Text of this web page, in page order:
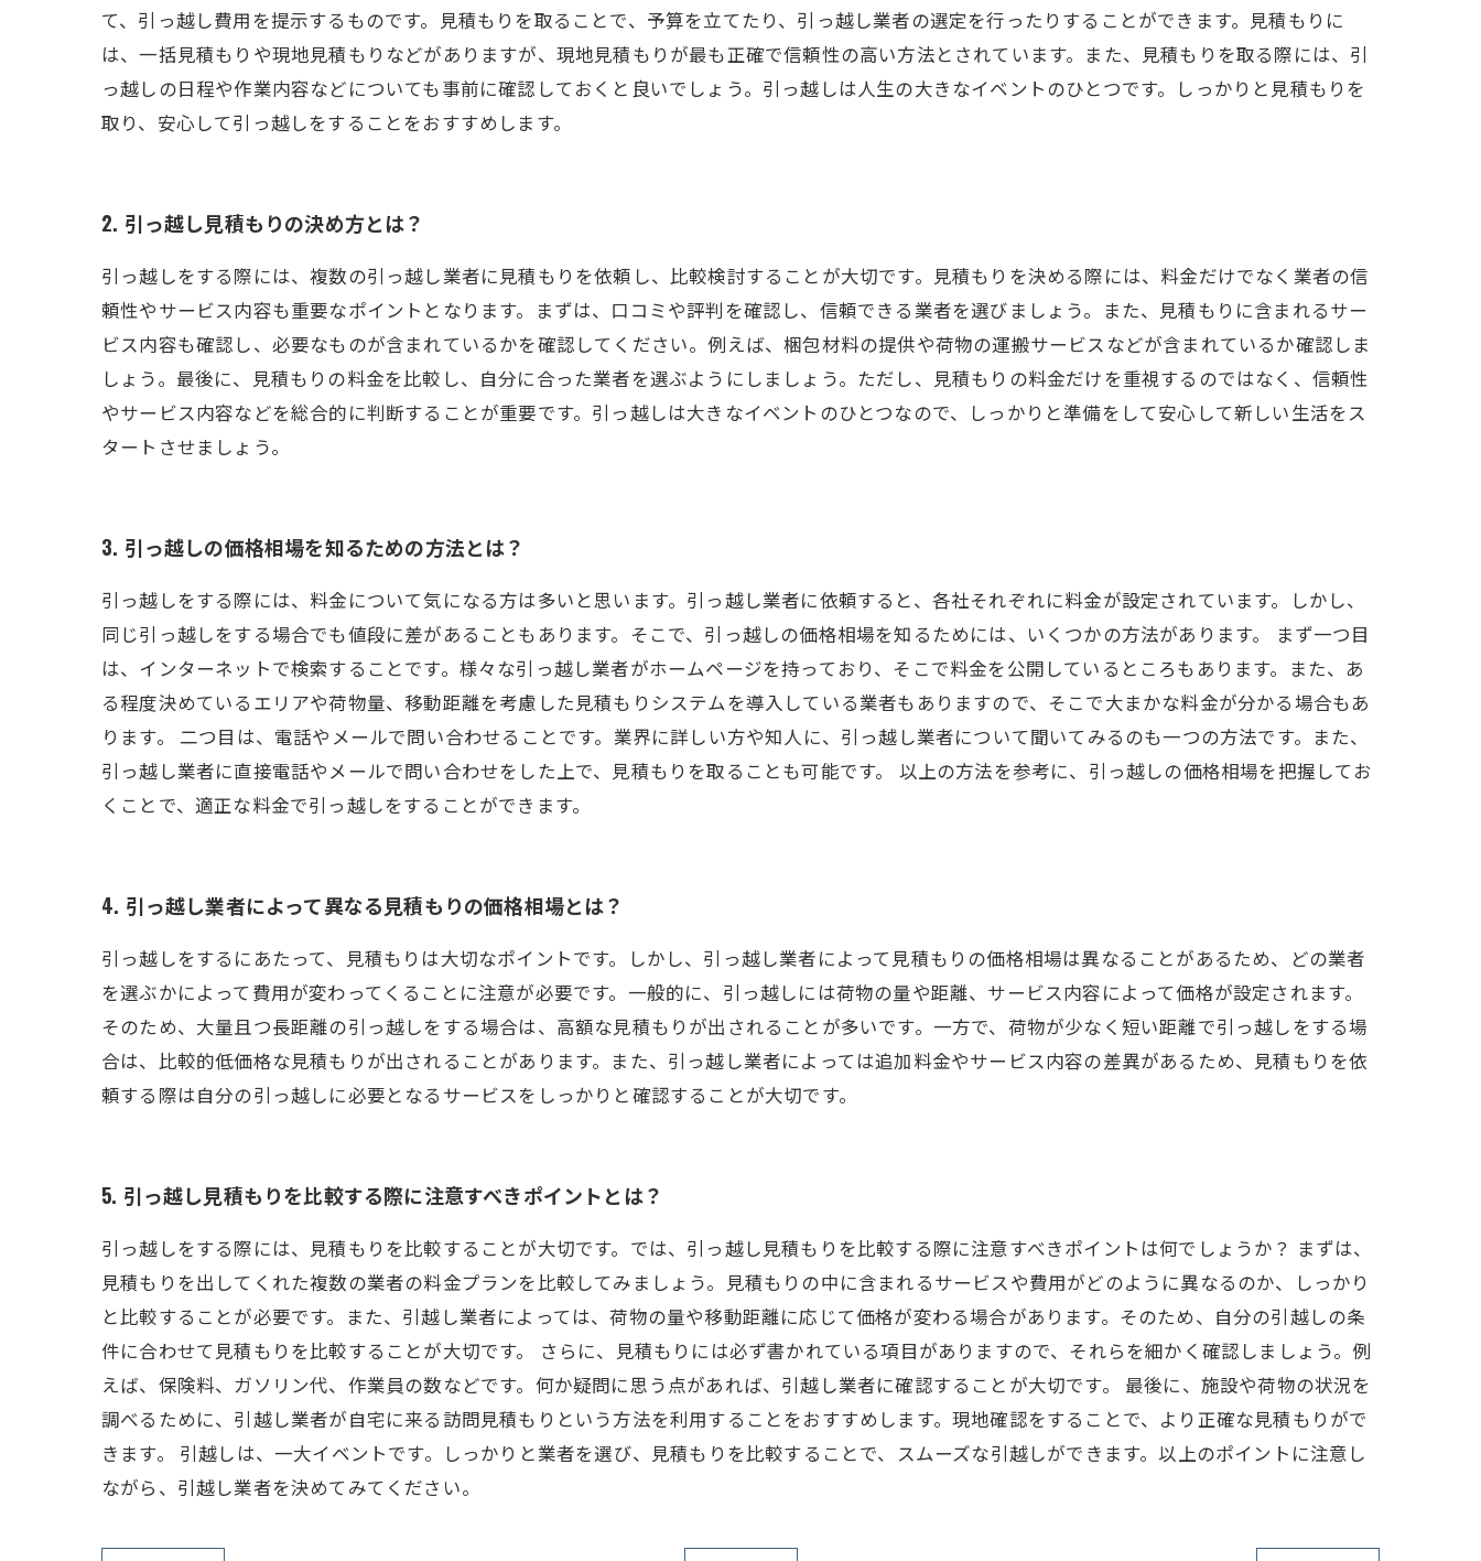
て、引っ越し費用を提示するものです。見積もりを取ることで、予算を立てたり、引っ越し業者の選定を行ったりすることができます。見積もりに
は、一括見積もりや現地見積もりなどがありますが、現地見積もりが最も正確で信頼性の高い方法とされています。また、見積もりを取る際には、引
っ越しの日程や作業内容などについても事前に確認しておくと良いでしょう。引っ越しは人生の大きなイベントのひとつです。しっかりと見積もりを
取り、安心して引っ越しをすることをおすすめします。
2. 引っ越し見積もりの決め方とは？
引っ越しをする際には、複数の引っ越し業者に見積もりを依頼し、比較検討することが大切です。見積もりを決める際には、料金だけでなく業者の信
頼性やサービス内容も重要なポイントとなります。まずは、口コミや評判を確認し、信頼できる業者を選びましょう。また、見積もりに含まれるサー
ビス内容も確認し、必要なものが含まれているかを確認してください。例えば、梱包材料の提供や荷物の運搬サービスなどが含まれているか確認しま
しょう。最後に、見積もりの料金を比較し、自分に合った業者を選ぶようにしましょう。ただし、見積もりの料金だけを重視するのではなく、信頼性
やサービス内容などを総合的に判断することが重要です。引っ越しは大きなイベントのひとつなので、しっかりと準備をして安心して新しい生活をス
タートさせましょう。
3. 引っ越しの価格相場を知るための方法とは？
引っ越しをする際には、料金について気になる方は多いと思います。引っ越し業者に依頼すると、各社それぞれに料金が設定されています。しかし、
同じ引っ越しをする場合でも値段に差があることもあります。そこで、引っ越しの価格相場を知るためには、いくつかの方法があります。 まず一つ目
は、インターネットで検索することです。様々な引っ越し業者がホームページを持っており、そこで料金を公開しているところもあります。また、あ
る程度決めているエリアや荷物量、移動距離を考慮した見積もりシステムを導入している業者もありますので、そこで大まかな料金が分かる場合もあ
ります。 二つ目は、電話やメールで問い合わせることです。業界に詳しい方や知人に、引っ越し業者について聞いてみるのも一つの方法です。また、
引っ越し業者に直接電話やメールで問い合わせをした上で、見積もりを取ることも可能です。 以上の方法を参考に、引っ越しの価格相場を把握してお
くことで、適正な料金で引っ越しをすることができます。
4. 引っ越し業者によって異なる見積もりの価格相場とは？
引っ越しをするにあたって、見積もりは大切なポイントです。しかし、引っ越し業者によって見積もりの価格相場は異なることがあるため、どの業者
を選ぶかによって費用が変わってくることに注意が必要です。一般的に、引っ越しには荷物の量や距離、サービス内容によって価格が設定されます。
そのため、大量且つ長距離の引っ越しをする場合は、高額な見積もりが出されることが多いです。一方で、荷物が少なく短い距離で引っ越しをする場
合は、比較的低価格な見積もりが出されることがあります。また、引っ越し業者によっては追加料金やサービス内容の差異があるため、見積もりを依
頼する際は自分の引っ越しに必要となるサービスをしっかりと確認することが大切です。
5. 引っ越し見積もりを比較する際に注意すべきポイントとは？
引っ越しをする際には、見積もりを比較することが大切です。では、引っ越し見積もりを比較する際に注意すべきポイントは何でしょうか？ まずは、
見積もりを出してくれた複数の業者の料金プランを比較してみましょう。見積もりの中に含まれるサービスや費用がどのように異なるのか、しっかり
と比較することが必要です。また、引越し業者によっては、荷物の量や移動距離に応じて価格が変わる場合があります。そのため、自分の引越しの条
件に合わせて見積もりを比較することが大切です。 さらに、見積もりには必ず書かれている項目がありますので、それらを細かく確認しましょう。例
えば、保険料、ガソリン代、作業員の数などです。何か疑問に思う点があれば、引越し業者に確認することが大切です。 最後に、施設や荷物の状況を
調べるために、引越し業者が自宅に来る訪問見積もりという方法を利用することをおすすめします。現地確認をすることで、より正確な見積もりがで
きます。 引越しは、一大イベントです。しっかりと業者を選び、見積もりを比較することで、スムーズな引越しができます。以上のポイントに注意し
ながら、引越し業者を決めてみてください。